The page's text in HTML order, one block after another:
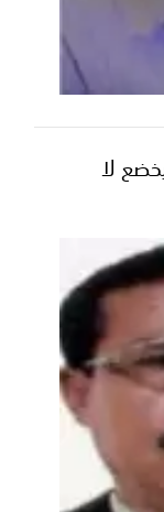
من جامعة
يوسف التوم
باالعا...
لا